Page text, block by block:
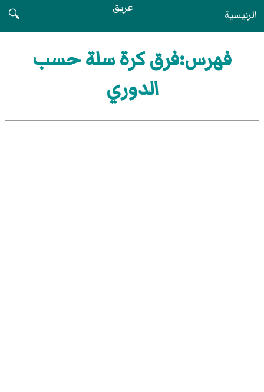
الرئيسية عريق
🔍
فهرس:فرق كرة سلة حسب
الدوري